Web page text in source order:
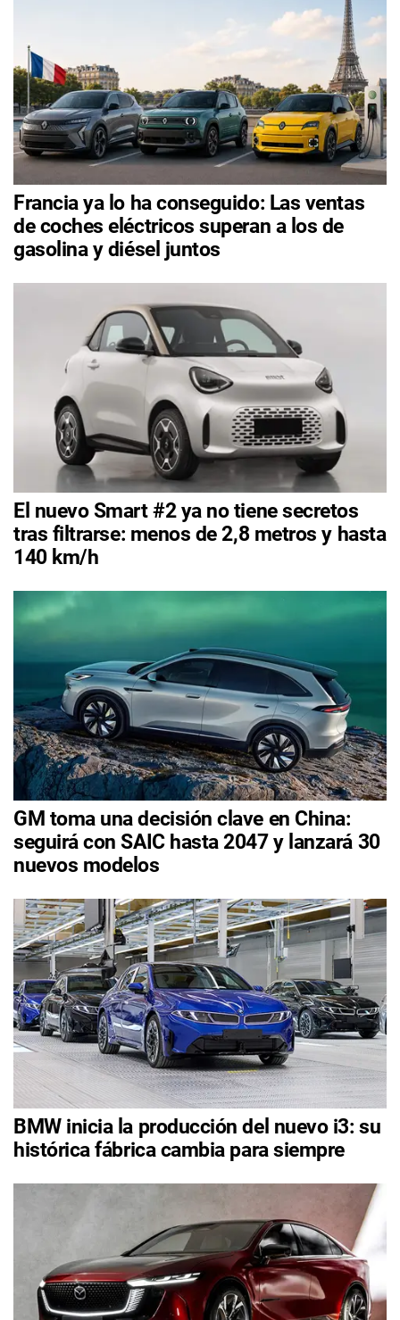
Francia ya lo ha conseguido: Las ventas
de coches eléctricos superan a los de
gasolina y diésel juntos
El nuevo Smart #2 ya no tiene secretos
tras filtrarse: menos de 2,8 metros y hasta
140 km/h
GM toma una decisión clave en China:
seguirá con SAIC hasta 2047 y lanzará 30
nuevos modelos
BMW inicia la producción del nuevo i3: su
histórica fábrica cambia para siempre